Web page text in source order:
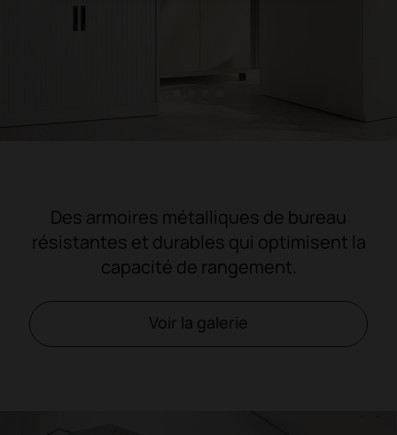
Des armoires métalliques de bureau
résistantes et durables qui optimisent la
capacité de rangement.
Voir la galerie